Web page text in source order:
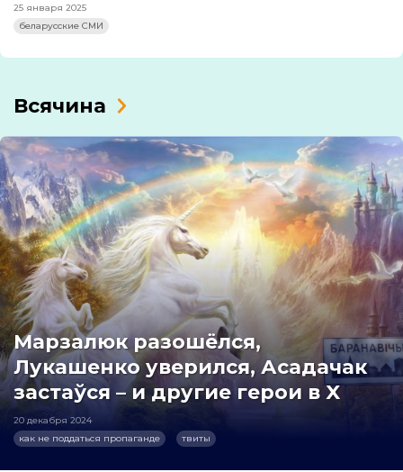
25 января 2025
беларусские СМИ
Всячина
Марзалюк разошёлся,
Лукашенко уверился, Асадачак
застаўся – и другие герои в X
20 декабря 2024
как не поддаться пропаганде
твиты